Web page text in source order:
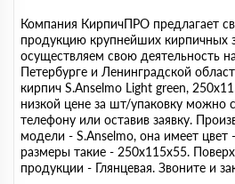
Компания КирпичПРО предлагает
продукцию крупнейших кирпичных
осуществляем свою деятельность
Петербурге и Ленинградской
кирпич S.Anselmo Light green,
низкой цене за шт/упаковку можно
телефону или оставив заявку.
модели - S.Anselmo, она имеет
размеры такие - 250х115х55.
продукции - Глянцевая. Звоните и